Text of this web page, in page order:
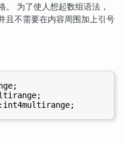
为了使人想起数组语法，
且不需要在内容周围加上引号